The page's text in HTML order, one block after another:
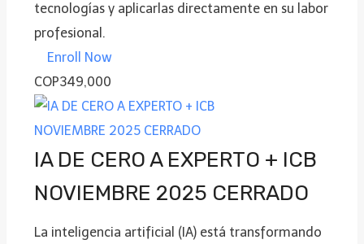
tecnologías y aplicarlas directamente en su labor
profesional.
Enroll Now
COP349,000
IA DE CERO A EXPERTO + ICB
NOVIEMBRE 2025 CERRADO
La inteligencia artificial (IA) está transformando